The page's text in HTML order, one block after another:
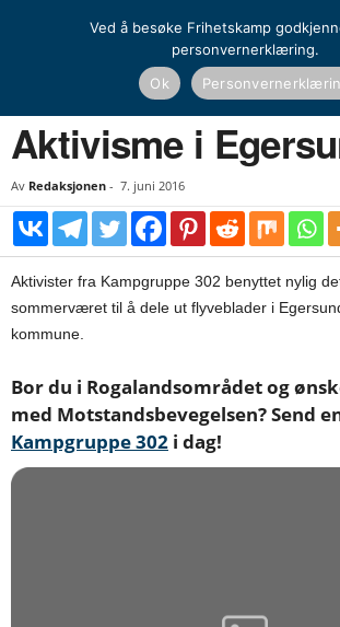
Aktivisme i Egersund
Aktivisme i
Av Redaksjonen - 7. juni 2016
Aktivister fra Kampgruppe 302 benyttet nylig
sommerværet til å dele ut flyveblader i
kommune.
Bor du i Rogalandsområdet og
med Motstandsbevegelsen? Send
Kampgruppe 302 i dag!
Ved å besøke Frihetskamp
personvernerklæring.
Ok